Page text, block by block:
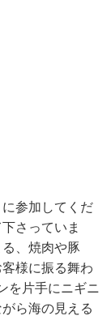
参加してくだ
さっていま
、焼肉や豚
様に振る舞わ
を片手にニギニ
ら海の見える